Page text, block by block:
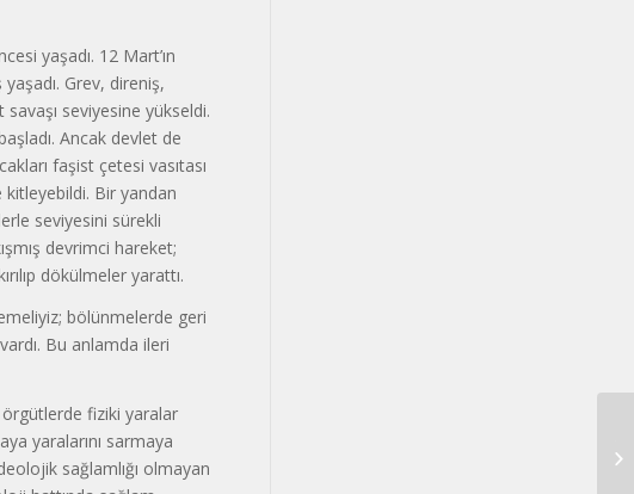
yaşadı. 12 Mart’ın
Grev, direniş,
seviyesine yükseldi.
Ancak devlet de
faşist çetesi vasıtası
kitleyebildi. Bir yandan
seviyesini sürekli
devrimci hareket;
dökülmeler yarattı.
bölünmelerde geri
Bu anlamda ileri
örgütlerde fiziki yaralar
yaralarını sarmaya
sağlamlığı olmayan